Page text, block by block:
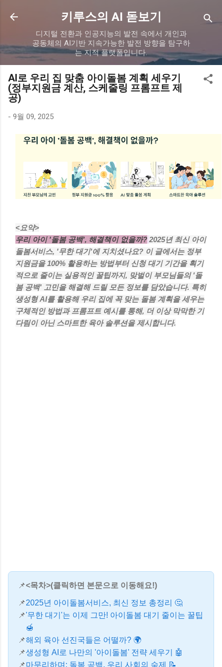
기본 콘텐츠로 건너뛰기
키루스의 AI 돋보기
디지털 전환과 인공지능의 발전 속에서 개인과
공동체의 AI기반 지속가능한 발전 방향을 탐구하
는 지적 플랫폼입니다.
AI로 우리 집 맞춤 아이돌봄 계획 세우기
(정부지원금 계산, 스케줄링 프롬프트 제
공)
- 9월 09, 2025
<요약>
우리 아이 '돌봄 공백', 해결책이 없을까? 2025년 최신 아이
돌봄서비스, '무한 대기'에 지치셨나요? 이 글에서는 정부
지원금을 100% 활용하는 방법부터 신청 대기 기간을 획기
적으로 줄이는 실용적인 꿀팁까지, 맞벌이 부모님들의 '돌
봄 공백' 고민을 해결해 드릴 모든 정보를 담았습니다. 특히
생성형 AI를 활용해 우리 집에 꼭 맞는 돌봄 계획을 세우는
구체적인 방법과 프롬프트 예시를 통해, 더 이상 막막한 기
다림이 아닌 스마트한 육아 솔루션을 제시합니다.
<목차>(클릭하면 본문으로 이동해요!)
2025년 아이돌봄서비스, 최신 정보 총정리 🤔
'무한 대기'는 이제 그만! 아이돌봄 대기 줄이는 꿀팁
🍯
해외 육아 선진국들은 어떨까? 🌍
생성형 AI로 나만의 '아이돌봄' 전략 세우기 🤖
마무리하며: 돌봄 공백, 우리 사회의 숙제 📝